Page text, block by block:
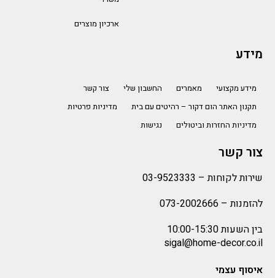
ארכיון מוצרים
מידע
מידע מקצועי מאמרים החשבון שלי
צור קשר
תקנון האתר הום דקור – רהיטים עם בית
מדיניות פרטיות
מדיניות החזרות וביטולים
נגישות
צור קשר
שירות לקוחות – 03-9523333
להזמנות – 073-2002666
בין השעות 10:00-15:30
sigal@home-decor.co.il
איסוף עצמי